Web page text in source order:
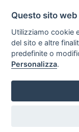
©
via A. Costa, 2 -
Questo sito
Utilizziamo cookie
del sito e altre
predefinite o
Personalizza.